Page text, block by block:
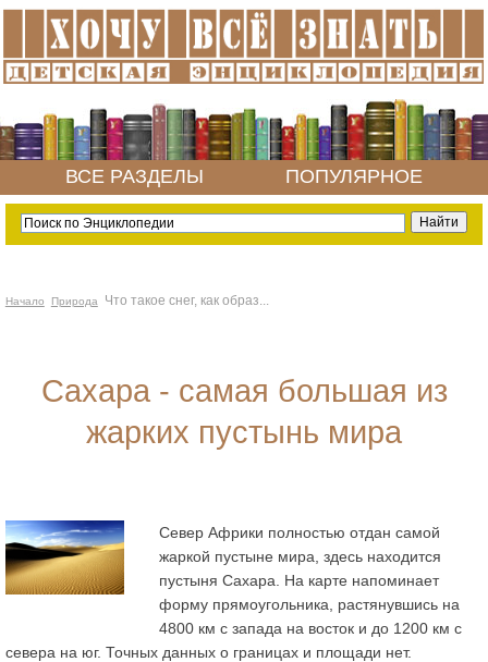
ВСЕ РАЗДЕЛЫ ПОПУЛЯРНОЕ
Начало Природа Что такое снег, как образ...
Сахара - самая большая из
жарких пустынь мира
Север Африки полностью отдан самой
жаркой пустыне мира, здесь находится
пустыня Сахара. На карте напоминает
форму прямоугольника, растянувшись на
4800 км с запада на восток и до 1200 км с
севера на юг. Точных данных о границах и площади нет.